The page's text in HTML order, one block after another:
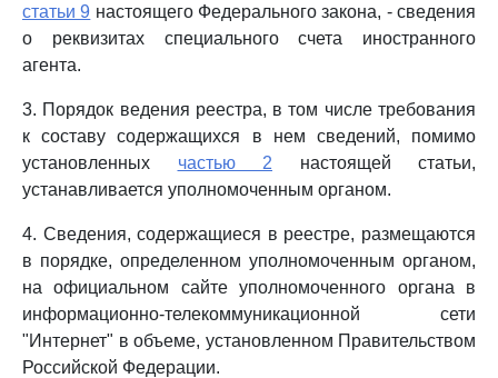
статьи 9 настоящего Федерального закона, - сведения
о реквизитах специального счета иностранного
агента.
3. Порядок ведения реестра, в том числе требования
к составу содержащихся в нем сведений, помимо
установленных частью 2 настоящей статьи,
устанавливается уполномоченным органом.
4. Сведения, содержащиеся в реестре, размещаются
в порядке, определенном уполномоченным органом,
на официальном сайте уполномоченного органа в
информационно-телекоммуникационной сети
"Интернет" в объеме, установленном Правительством
Российской Федерации.